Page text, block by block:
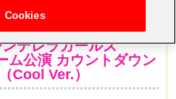
デレラガールズ
ム公演 カウントダウン
Cool Ver.）
Cookies